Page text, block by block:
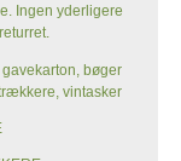
Ingen yderligere
bøger
vintasker